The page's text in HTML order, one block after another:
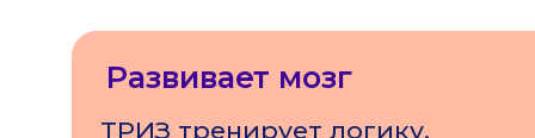
ТРИЗ тренирует логику,
Развивает мозг